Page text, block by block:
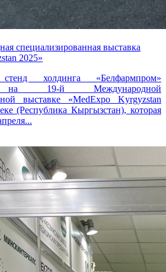
специализированная выставка
2025»
холдинга «Белфармпром»
на 19-й Международной
выставке «MedExpo Kyrgyzstan
(Республика Кыргызстан), которая